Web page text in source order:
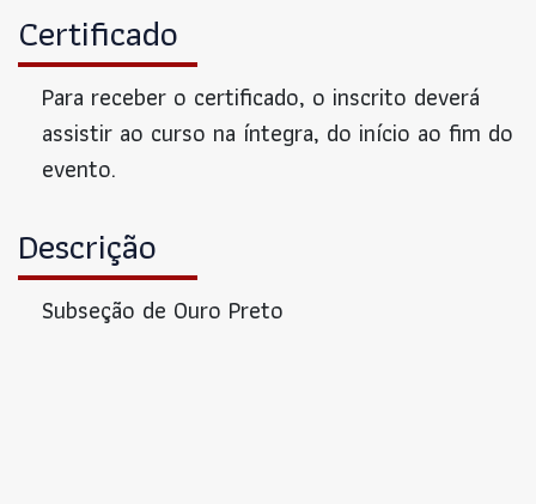
Certificado
Para receber o certificado, o inscrito deverá
assistir ao curso na íntegra, do início ao fim do
evento.
Descrição
Subseção de Ouro Preto